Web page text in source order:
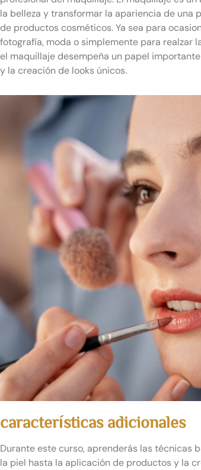
la belleza y transformar la apariencia de una
de productos cosméticos. Ya sea para
fotografía, moda o simplemente para realzar
el maquillaje desempeña un papel
y la creación de looks únicos.
características adicionales
Durante este curso, aprenderás las técnicas
la piel hasta la aplicación de productos y la